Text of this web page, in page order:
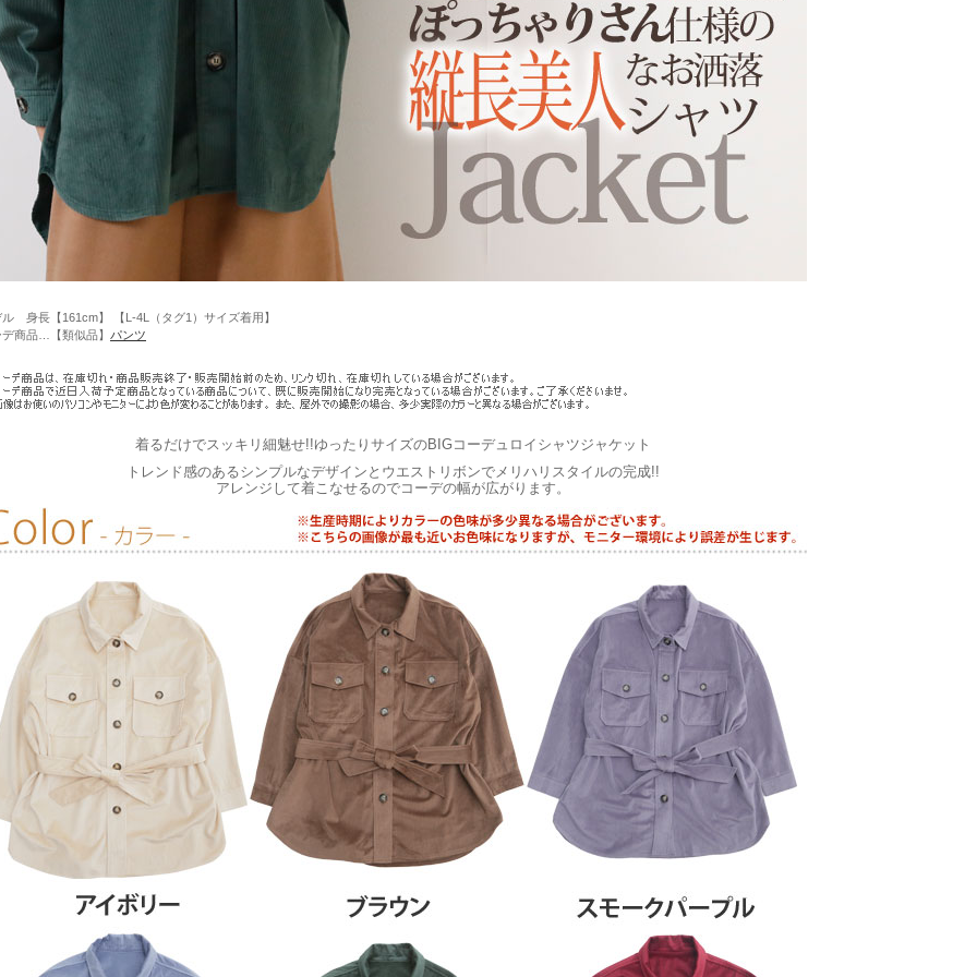
ル 身長【161cm】 【L-4L（タグ1）サイズ着用】
商品…【類似品】 パンツ
着るだけでスッキリ細魅せ!!ゆったりサイズのBIGコーデュロイシャツジャケット
トレンド感のあるシンプルなデザインとウエストリボンでメリハリスタイルの完成!!
アレンジして着こなせるのでコーデの幅が広がります。